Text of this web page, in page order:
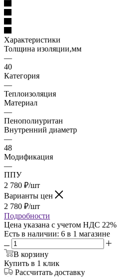
Характеристики
Толщина изоляции,мм
—
40
Категория
—
Теплоизоляция
Материал
—
Пенополиуритан
Внутренний диаметр
—
48
Модификация
—
ППУ
2 780 ₽/шт
Варианты цен
2 780 ₽/шт
Подробности
Цена указана с учетом НДС 22%
Есть в наличии: 6 в 1 магазине
В корзину
Купить в 1 клик
Рассчитать доставку